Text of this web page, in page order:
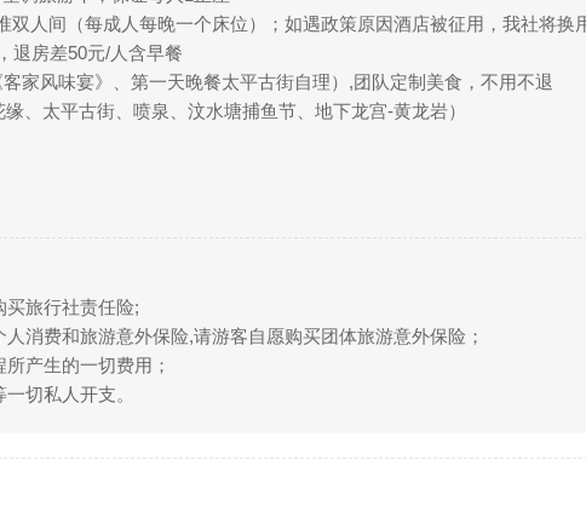
双人间（每成人每晚一个床位）；如遇政策原因酒店被征用，我社将
退房差50元/人含早餐
家风味宴》、第一天晚餐太平古街自理）,团队定制美食，不用不退
、太平古街、喷泉、汶水塘捕鱼节、地下龙宫-黄龙岩）
买旅行社责任险;
消费和旅游意外保险,请游客自愿购买团体旅游意外保险；
产生的一切费用；
切私人开支。